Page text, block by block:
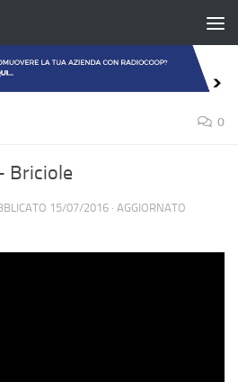
0
Briciole
15/07/2016 · AGGIORNATO